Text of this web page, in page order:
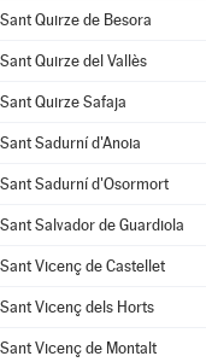
Sant Quirze de Besora
Sant Quirze del Vallès
Sant Quirze Safaja
Sant Sadurní d'Anoia
Sant Sadurní d'Osormort
Sant Salvador de Guardiola
Sant Vicenç de Castellet
Sant Vicenç dels Horts
Sant Vicenç de Montalt